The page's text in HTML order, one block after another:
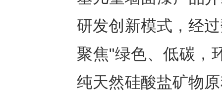
研发创新模式，经
聚焦"绿色、低碳，
纯天然硅酸盐矿物